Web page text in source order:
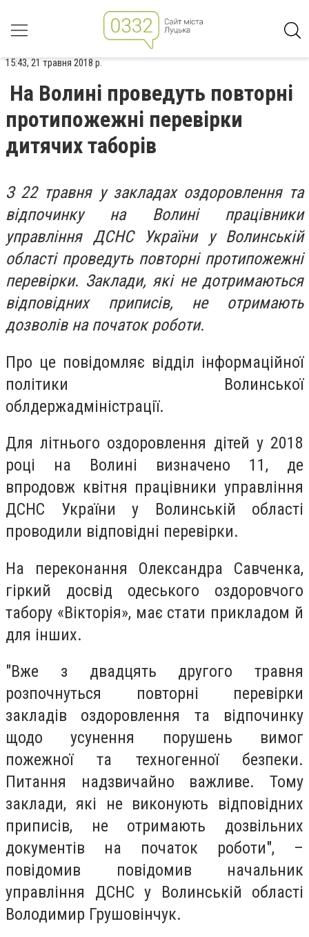
15:43, 21 травня 2018 р.
На Волині проведуть повторні
протипожежні перевірки
дитячих таборів
З 22 травня у закладах оздоровлення та
відпочинку на Волині працівники
управління ДСНС України у Волинській
області проведуть повторні протипожежні
перевірки. Заклади, які не дотримаються
відповідних приписів, не отримають
дозволів на початок роботи.
Про це повідомляє відділ інформаційної
політики Волинської
облдержадміністрації.
Для літнього оздоровлення дітей у 2018
році на Волині визначено 11, де
впродовж квітня працівники управління
ДСНС України у Волинській області
проводили відповідні перевірки.
На переконання Олександра Савченка,
гіркий досвід одеського оздоровчого
табору «Вікторія», має стати прикладом й
для інших.
"Вже з двадцять другого травня
розпочнуться повторні перевірки
закладів оздоровлення та відпочинку
щодо усунення порушень вимог
пожежної та техногенної безпеки.
Питання надзвичайно важливе. Тому
заклади, які не виконують відповідних
приписів, не отримають дозвільних
документів на початок роботи", –
повідомив повідомив начальник
управління ДСНС у Волинській області
Володимир Грушовінчук.